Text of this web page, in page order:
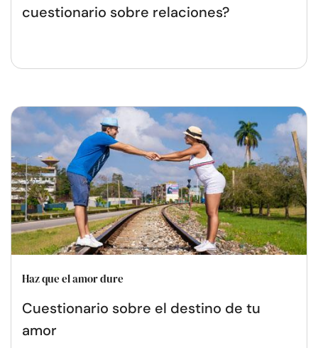
cuestionario sobre relaciones?
Haz que el amor dure
Cuestionario sobre el destino de tu
amor